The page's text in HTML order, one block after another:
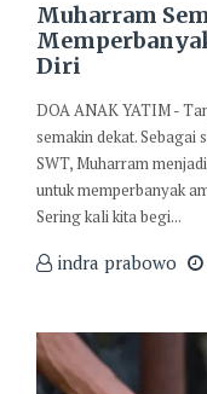
Muharram
Diri
DOA ANAK YATIM -
semakin dekat.
SWT, Muharram
untuk memperbanyak
Sering kali kita begi...
indra prabowo